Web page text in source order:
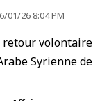
01/26 8:04 PM